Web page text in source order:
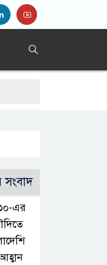
সংবাদ
এর